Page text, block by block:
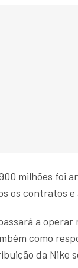
milhões foi
os contratos
a
como
da Nike